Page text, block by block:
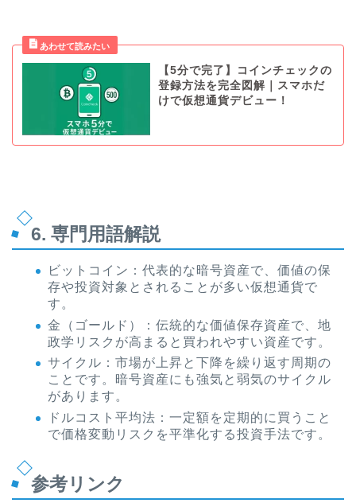
【5分で完了】コインチェックの
登録方法を完全図解｜スマホだ
けで仮想通貨デビュー！
6. 専門用語解説
ビットコイン：代表的な暗号資産で、価値の保
存や投資対象とされることが多い仮想通貨で
す。
金（ゴールド）：伝統的な価値保存資産で、地
政学リスクが高まると買われやすい資産です。
サイクル：市場が上昇と下降を繰り返す周期の
ことです。暗号資産にも強気と弱気のサイクル
があります。
ドルコスト平均法：一定額を定期的に買うこと
で価格変動リスクを平準化する投資手法です。
参考リンク